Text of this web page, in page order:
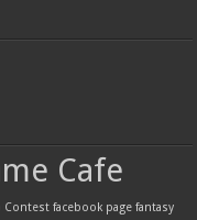
Cafe
Contest facebook page fantasy